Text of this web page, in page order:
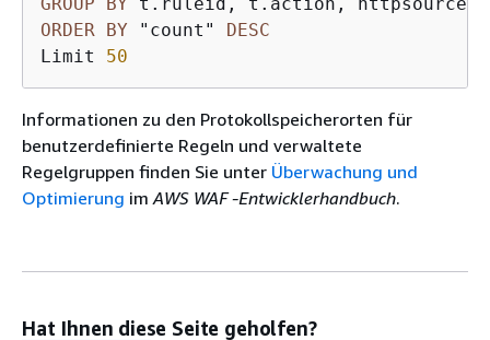
ORDER BY "count" DESC
Limit 50
Informationen zu den Protokollspeicherorten für
benutzerdefinierte Regeln und verwaltete
Regelgruppen finden Sie unter Überwachung und
Optimierung imAWS WAF -Entwicklerhandbuch.
Hat Ihnen diese Seite geholfen?